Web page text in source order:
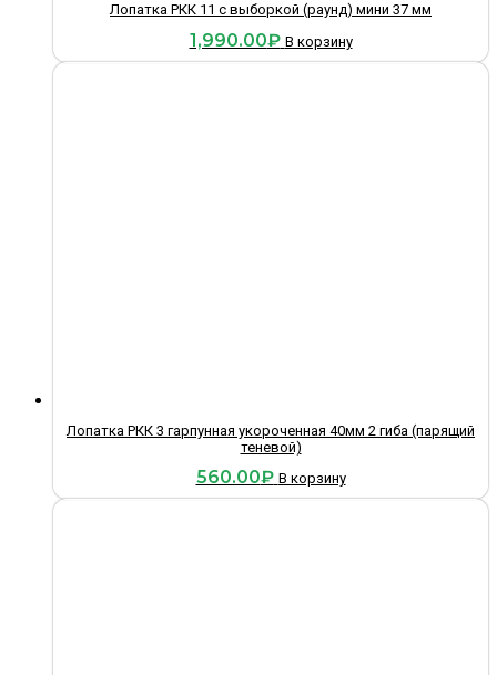
Лопатка РКК 11 с выборкой (раунд) мини 37 мм
1,990.00₽ В корзину
Лопатка РКК 3 гарпунная укороченная 40мм 2 гиба (парящий
теневой)
560.00₽ В корзину